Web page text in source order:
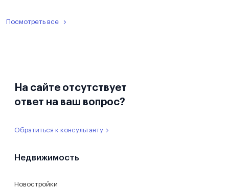
Посмотреть все
На сайте отсутствует
ответ на ваш вопрос?
Обратиться к консультанту
Недвижимость
Новостройки